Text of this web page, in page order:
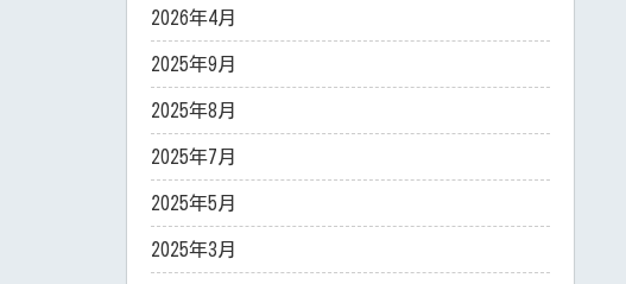
2026年4月
2025年9月
2025年8月
2025年7月
2025年5月
2025年3月